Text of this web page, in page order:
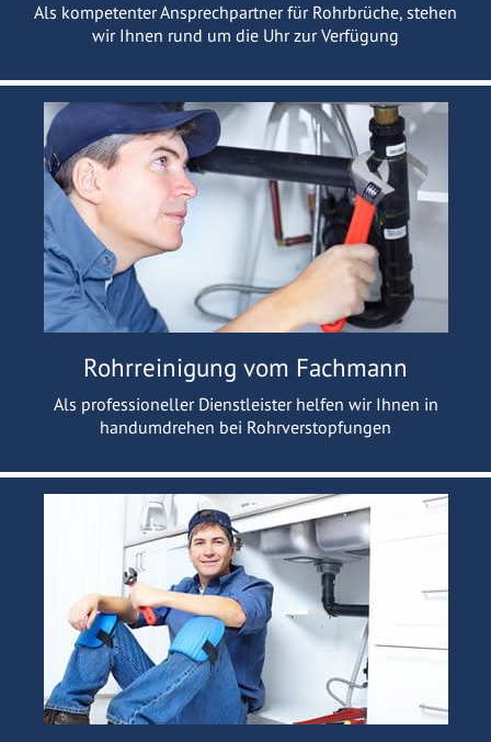
Als kompetenter Ansprechpartner für Rohrbrüche, stehen
wir Ihnen rund um die Uhr zur Verfügung
Rohrreinigung vom Fachmann
Als professioneller Dienstleister helfen wir Ihnen in
handumdrehen bei Rohrverstopfungen